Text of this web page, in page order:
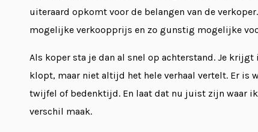
uiteraard opkomt voor de belangen van de
mogelijke verkoopprijs en zo gunstig mogelijke
Als koper sta je dan al snel op achterstand. Je
klopt, maar niet altijd het hele verhaal vertelt. Er is
twijfel of bedenktijd. En laat dat nu juist zijn waar
verschil maak.